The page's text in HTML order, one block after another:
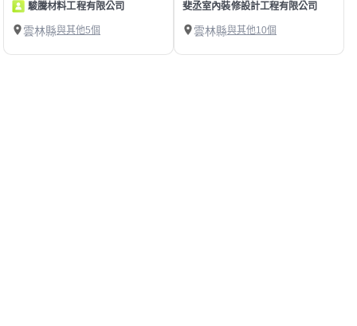
駿騰材料工程有限公司
雲林縣與其他5個
斐丞室內裝修設計工程有限公司
雲林縣與其他10個